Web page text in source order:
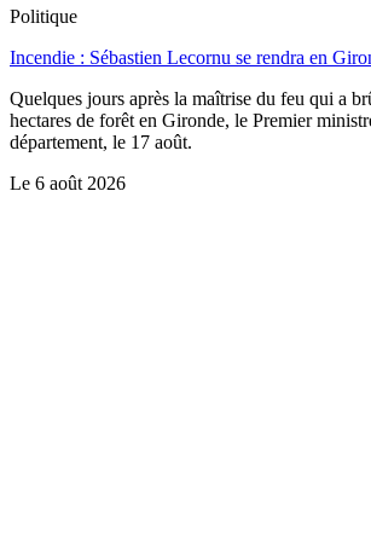
Politique
Incendie : Sébastien Lecornu se rendra en
Quelques jours après la maîtrise du feu qui a
hectares de forêt en Gironde, le Premier
département, le 17 août.
Le 6 août 2026